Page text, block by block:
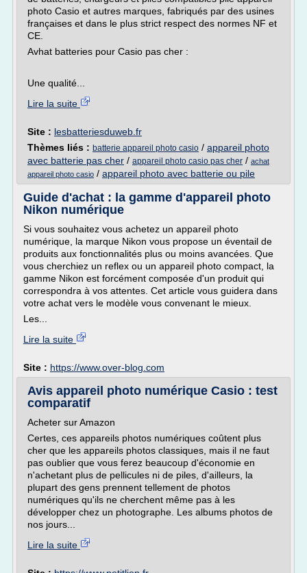
photo Casio et autres marques, fabriqués par des usines
françaises et dans le plus strict respect des normes NF et
CE.
Avhat batteries pour Casio pas cher :
Une qualité...
Lire la suite
Site : lesbatteriesduweb.fr
Thèmes liés : batterie appareil photo casio / appareil photo
avec batterie pas cher / appareil photo casio pas cher / achat
appareil photo casio / appareil photo avec batterie ou pile
Guide d'achat : la gamme d'appareil photo
Nikon numérique
Si vous souhaitez vous achetez un appareil photo
numérique, la marque Nikon vous propose un éventail de
produits aux fonctionnalités plus ou moins avancées. Que
vous cherchiez un reflex ou un appareil photo compact, la
gamme Nikon est forcément composée d'un produit qui
correspondra à vos attentes. Cet article vous guidera dans
votre achat vers le modèle vous convenant le mieux.
Les...
Lire la suite
Site : https://www.over-blog.com
Avis appareil photo numérique Casio : test
comparatif
Acheter sur Amazon
Certes, ces appareils photos numériques coûtent plus
cher que les appareils photos classiques, mais il ne faut
pas oublier que vous ferez beaucoup d'économie en
n'achetant plus de pellicules ni de piles, d'ailleurs, la
plupart des gens prennent tellement de photos
numériques qu'ils ne cherchent même pas à les
développer chez un photographe. Les albums photos de
nos jours...
Lire la suite